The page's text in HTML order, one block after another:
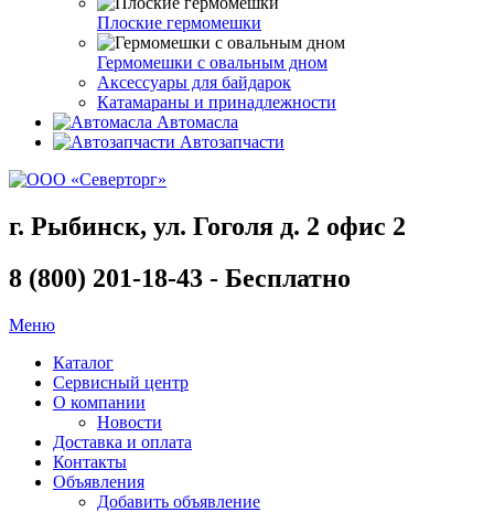
Плоские гермомешки
Гермомешки с овальным дном
Аксессуары для байдарок
Катамараны и принадлежности
Автомасла
Автозапчасти
г. Рыбинск, ул. Гоголя д. 2 офис 2
8 (800) 201-18-43 - Бесплатно
Меню
Каталог
Сервисный центр
О компании
Новости
Доставка и оплата
Контакты
Объявления
Добавить объявление